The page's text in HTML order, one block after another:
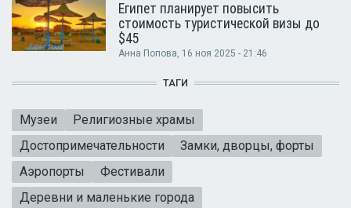
Египет планирует повысить
стоимость туристической визы до
$45
Анна Попова, 16 ноя 2025 - 21:46
ТАГИ
Музеи
Религиозные храмы
Достопримечательности
Замки, дворцы, форты
Аэропорты
Фестивали
Деревни и маленькие города